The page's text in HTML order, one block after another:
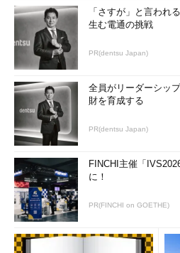
「さすが」と言われ
生む電通の挑戦
PR(dentsu Japan)
全員がリーダーシッ
財を育成する
PR(dentsu Japan)
FINCHI主催「
に！
PR(FINCHI on GOETHE)